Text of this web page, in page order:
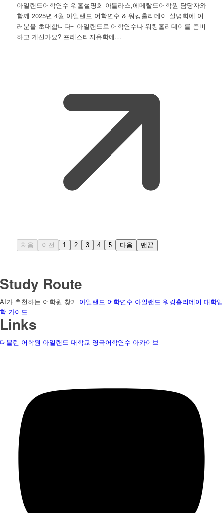
아일랜드어학연수 워홀설명회 아틀라스,에메랄드어학원 담당자와
함께 2025년 4월 아일랜드 어학연수 & 워킹홀리데이 설명회에 여
러분을 초대합니다~ 아일랜드로 어학연수나 워킹홀리데이를 준비
하고 계신가요? 프레스티지유학에…
처음 이전 1 2 3 4 5 다음 맨끝
Study Route
AI가 추천하는 어학원 찾기 아일랜드 어학연수 아일랜드 워킹홀리데이 대학입
학 가이드
Links
더블린 어학원 아일랜드 대학교 영국어학연수 아카이브